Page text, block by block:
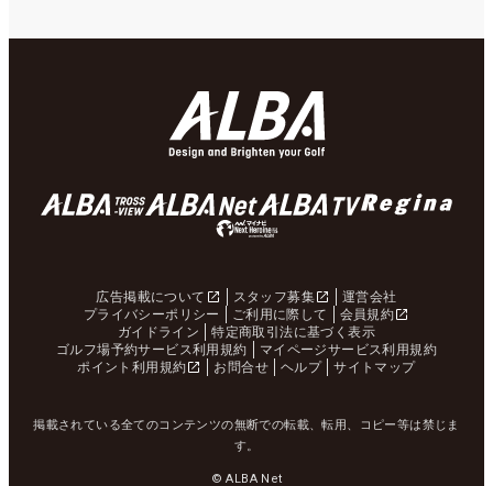
広告掲載について スタッフ募集
運営会社
プライバシーポリシー
ご利用に際して
会員規約
ガイドライン
特定商取引法に基づく表示
ゴルフ場予約サービス利用規約
マイページサービス利用規約
ポイント利用規約
お問合せ ヘルプ サイトマップ
掲載されている全てのコンテンツの無断での転載、転用、コピー等は禁じま
す。
© ALBA Net